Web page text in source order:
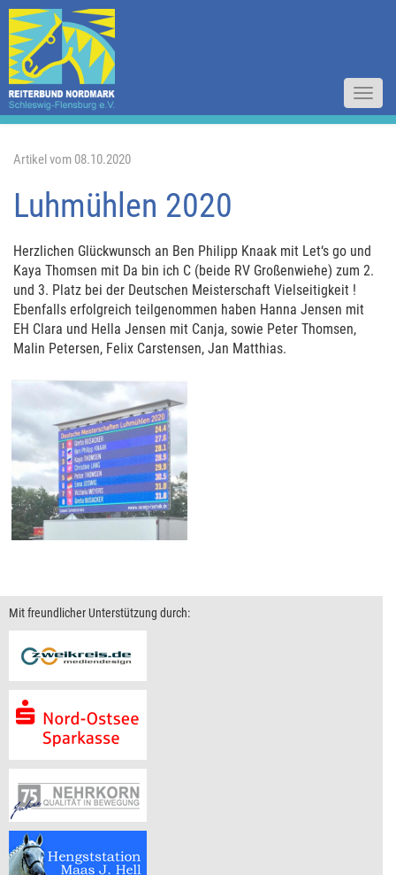
Artikel vom 08.10.2020
Luhmühlen 2020
Herzlichen Glückwunsch an Ben Philipp Knaak mit Let‘s go und
Kaya Thomsen mit Da bin ich C (beide RV Großenwiehe) zum 2.
und 3. Platz bei der Deutschen Meisterschaft Vielseitigkeit !
Ebenfalls erfolgreich teilgenommen haben Hanna Jensen mit
EH Clara und Hella Jensen mit Canja, sowie Peter Thomsen,
Malin Petersen, Felix Carstensen, Jan Matthias.
Mit freundlicher Unterstützung durch: